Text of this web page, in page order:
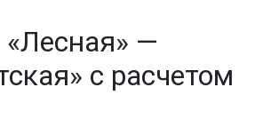
—
с расчетом